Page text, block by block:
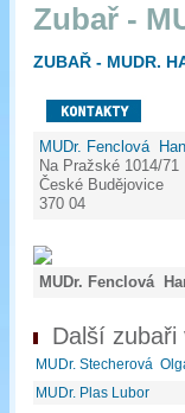
Zubař -
ZUBAŘ - MUDR.
MUDr. Fenclová
Na Pražské 1014/71
České Budějovice
370 04
MUDr. Fenclová
Další zubaři
MUDr. Stecherová
MUDr. Plas Lubor